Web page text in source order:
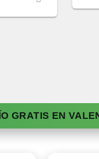
GRATIS EN